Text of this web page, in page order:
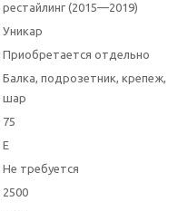
рестайлинг (2015—2019)
Уникар
Приобретается отдельно
Балка, подрозетник, крепеж,
шар
75
E
Не требуется
2500